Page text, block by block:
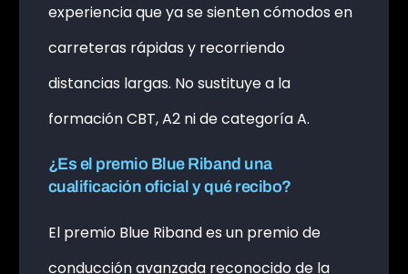
experiencia que ya se sienten cómodos en
carreteras rápidas y recorriendo
distancias largas. No sustituye a la
formación CBT, A2 ni de categoría A.
¿Es el premio Blue Riband una
cualificación oficial y qué recibo?
El premio Blue Riband es un premio de
conducción avanzada reconocido de la